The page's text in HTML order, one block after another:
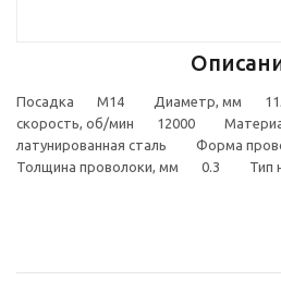
Посадка М14 Диаметр, мм
скорость, об/мин 12000
латунированная сталь Форма
Толщина проволоки, мм 0.3 Тип